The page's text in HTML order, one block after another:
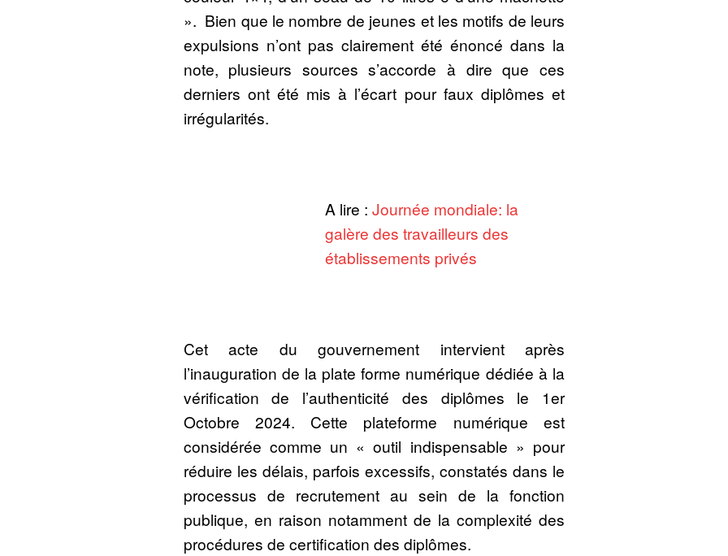
». Bien que le nombre de jeunes et les motifs de leurs
expulsions n’ont pas clairement été énoncé dans la
note, plusieurs sources s’accorde à dire que ces
derniers ont été mis à l’écart pour faux diplômes et
irrégularités.
A lire : Journée mondiale: la
galère des travailleurs des
établissements privés
Cet acte du gouvernement intervient après
l’inauguration de la plate forme numérique dédiée à la
vérification de l’authenticité des diplômes le 1er
Octobre 2024. Cette plateforme numérique est
considérée comme un « outil indispensable » pour
réduire les délais, parfois excessifs, constatés dans le
processus de recrutement au sein de la fonction
publique, en raison notamment de la complexité des
procédures de certification des diplômes.